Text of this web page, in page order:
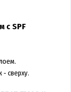
с SPF
- сверху.